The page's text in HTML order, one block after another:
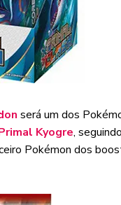
será um dos
Kyogre,
Pokémon dos